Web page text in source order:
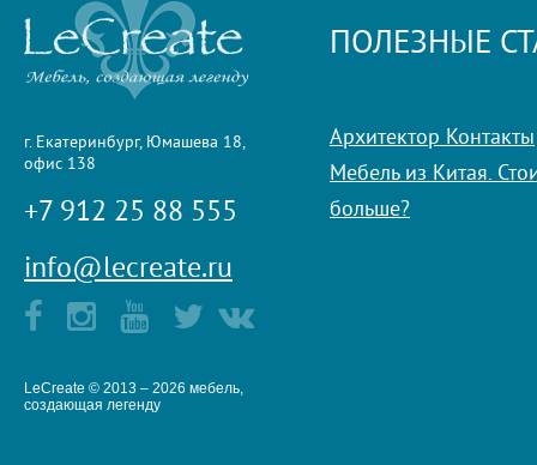
г. Екатеринбург, Юмашева 18,
офис 138
+7 912 25 88 555
info@lecreate.ru
LeCreate © 2013 – 2026 мебель,
создающая легенду
ПОЛЕЗНЫЕ
Архитектор Контакты
Мебель из Китая.
больше?